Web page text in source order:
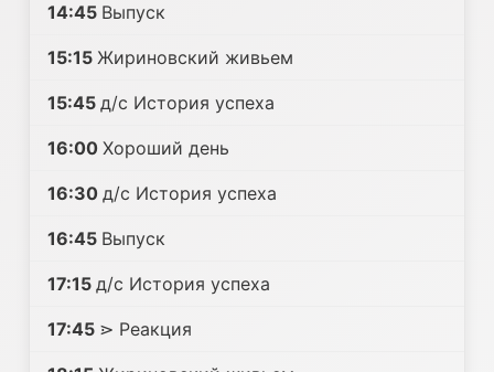
14:45 Выпуск
15:15 Жириновский живьем
15:45 д/с История успеха
16:00 Хороший день
16:30 д/с История успеха
16:45 Выпуск
17:15 д/с История успеха
17:45 ⋗ Реакция